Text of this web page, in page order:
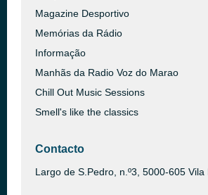
Magazine Desportivo
Memórias da Rádio
Informação
Manhãs da Radio Voz do Marao
Chill Out Music Sessions
Smell's like the classics
Contacto
Largo de S.Pedro, n.º3, 5000-605